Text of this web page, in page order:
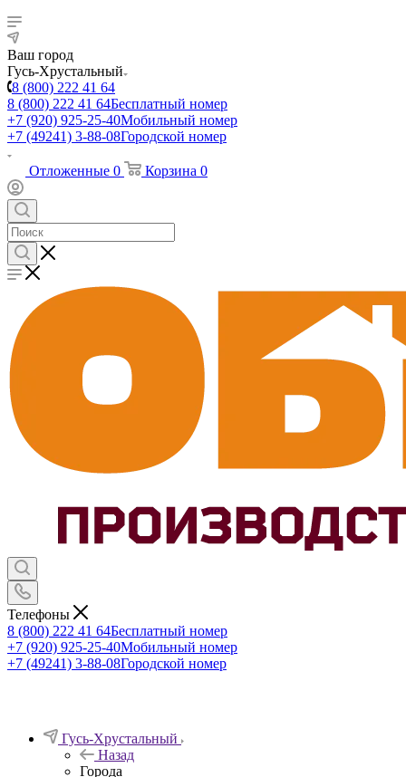
Ваш город
Гусь-Хрустальный
8 (800) 222 41 64
8 (800) 222 41 64Бесплатный номер
+7 (920) 925-25-40Мобильный номер
+7 (49241) 3-88-08Городской номер
Отложенные 0 Корзина 0
Телефоны
8 (800) 222 41 64Бесплатный номер
+7 (920) 925-25-40Мобильный номер
+7 (49241) 3-88-08Городской номер
Гусь-Хрустальный
Назад
Города